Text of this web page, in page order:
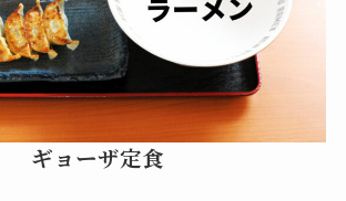
ギョーザ定食